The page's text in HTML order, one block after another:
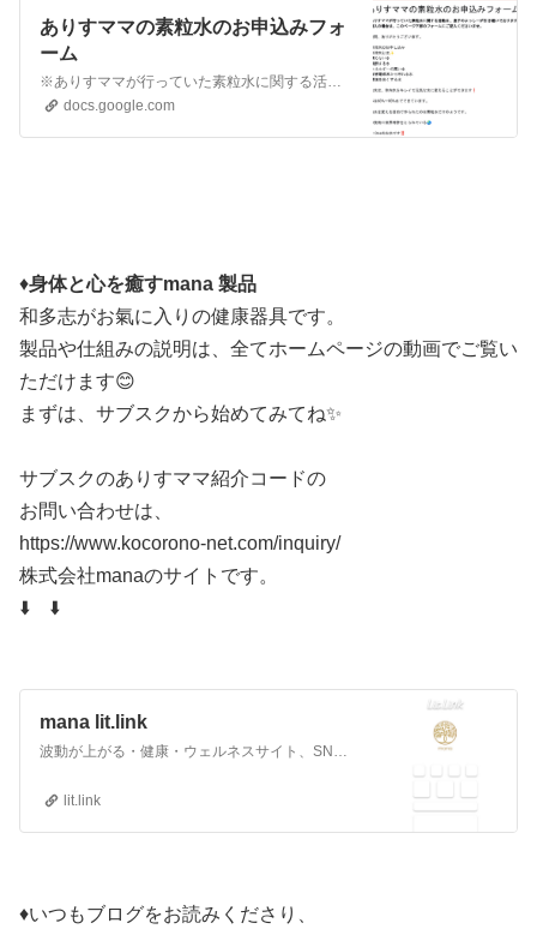
ありすママの素粒水のお申込みフォ
ーム
※ありすママが行っていた素粒水に関する活動は、息子のよっしーが引き継いでおります。ご購入の場合は、このページ下部のフォームにご記入くださいませ。 ご訪問、ありがとうございます。 ♦️素粒水のお申し込み ✨素粒水とは✨ (1)腐らない水 (2)醗酵する水 (3)エネルギーの高い水 (4)有害電磁波から守れる水 (5)環境を良くする水 素粒水は、体内水をキ…
docs.google.com
♦️身体と心を癒すmana 製品
和多志がお氣に入りの健康器具です。
製品や仕組みの説明は、全てホームページの動画でご覧い
ただけます😊
まずは、サブスクから始めてみてね✨
サブスクのありすママ紹介コードの
お問い合わせは、
https://www.kocorono-net.com/inquiry/
株式会社manaのサイトです。
⬇️ ⬇️
mana lit.link
波動が上がる・健康・ウェルネスサイト、SNS、画像、音楽、動画、個性とスタイルを１リンクに
lit.link
♦️いつもブログをお読みくださり、